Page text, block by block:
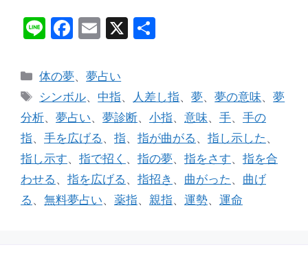
Li
e
F
c
e
b
o
o
k
E
ai
l
X
カ
テ
リ
ー
体の夢、夢占い
タ
グ
シンボル、 中指、 人差し指、夢、夢の意味、夢
分析、 夢占い、 夢診断、 小指、 意味、 手、 手の
指、 手を広げる 、 指、 指が曲がる 、 指し示した 、
指し示す、 指で招く 、 指の夢、 指をさす、 指を合
わせる 、 指を広げる 、 指招き 、 曲がった 、 曲げ
る 、 無料夢占い、 薬指、 親指、 運勢、 運命